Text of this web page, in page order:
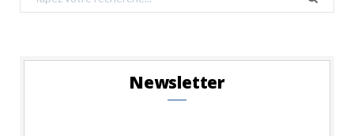
for:
Newsletter